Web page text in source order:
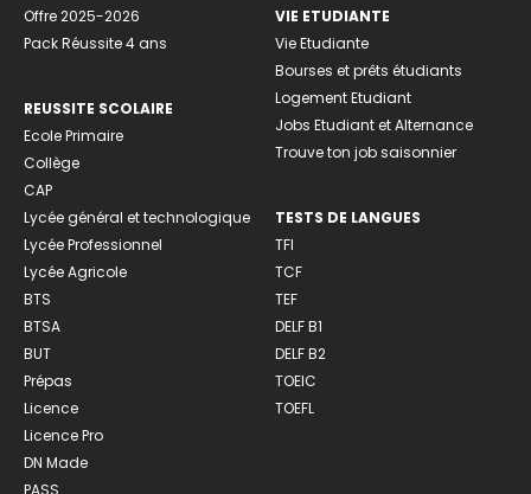
Offre 2025-2026
Pack Réussite 4 ans
REUSSITE SCOLAIRE
Ecole Primaire
Collège
CAP
Lycée général et technologique
Lycée Professionnel
Lycée Agricole
BTS
BTSA
BUT
Prépas
Licence
Licence Pro
DN Made
PASS
VIE ETUDIANTE
Vie Etudiante
Bourses et prêts étudiants
Logement Etudiant
Jobs Etudiant et Alternance
Trouve ton job saisonnier
TESTS DE LANGUES
TFI
TCF
TEF
DELF B1
DELF B2
TOEIC
TOEFL